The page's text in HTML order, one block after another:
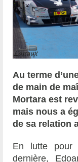
Au terme
de main de
Mortara est
mais nous a
de sa relation
En lutte pour
dernière,